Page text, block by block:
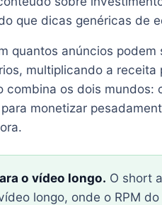
que dicas genéricas de
quantos anúncios podem
multiplicando a receita
combina os dois mundos:
monetizar
o vídeo longo. O short
longo, onde o RPM